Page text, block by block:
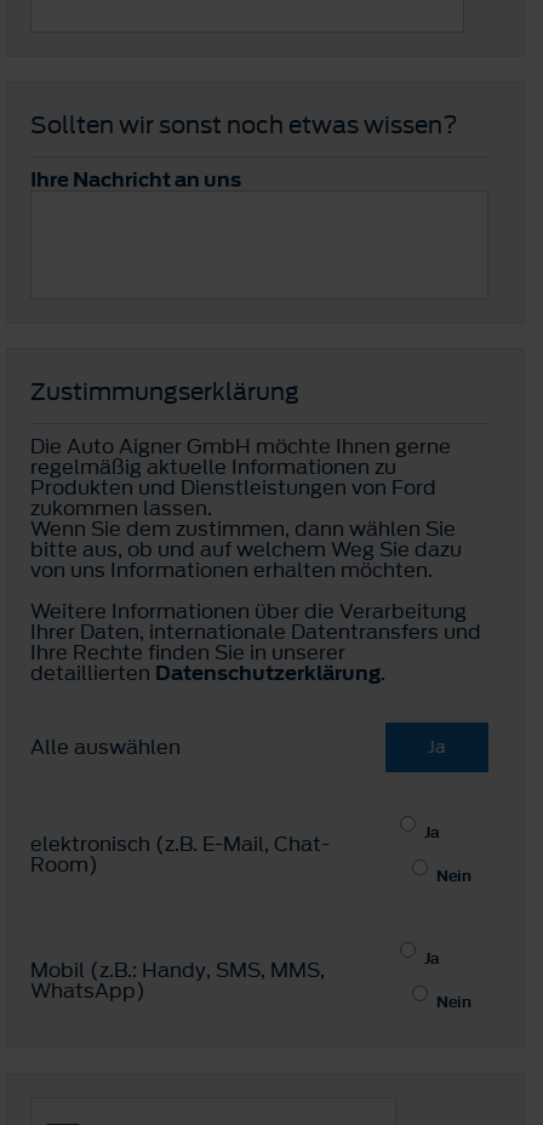
Sollten wir sonst noch etwas wissen?
Ihre Nachricht an uns
Zustimmungserklärung
Die Auto Aigner GmbH möchte Ihnen gerne
regelmäßig aktuelle Informationen zu
Produkten und Dienstleistungen von Ford
zukommen lassen.
Wenn Sie dem zustimmen, dann wählen Sie
bitte aus, ob und auf welchem Weg Sie dazu
von uns Informationen erhalten möchten.
Weitere Informationen über die Verarbeitung
Ihrer Daten, internationale Datentransfers und
Ihre Rechte finden Sie in unserer
detaillierten Datenschutzerklärung.
Alle auswählen Ja
elektronisch (z.B. E-Mail, Chat-
Room)
Ja
Nein
Mobil (z.B.: Handy, SMS, MMS,
WhatsApp)
Ja
Nein